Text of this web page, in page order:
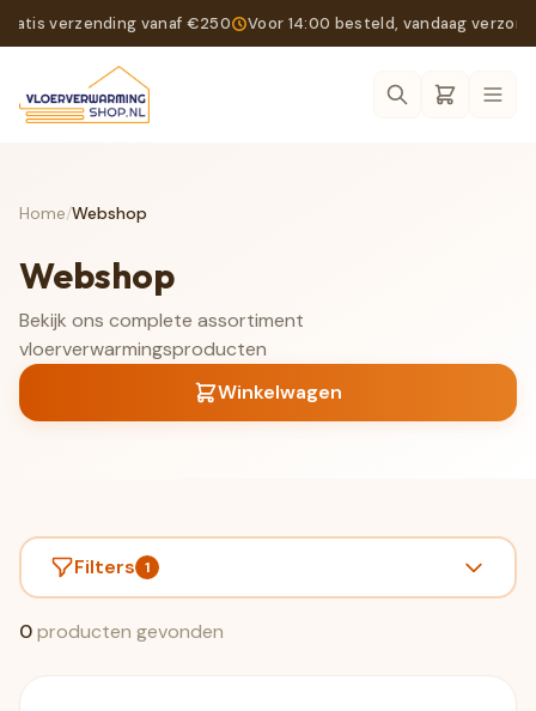
verzending vanaf €250 Voor 14:00 besteld, vandaag
Home/Webshop
Webshop
Bekijk ons complete assortiment
vloerverwarmingsproducten
Winkelwagen
Filters 1
0producten gevonden